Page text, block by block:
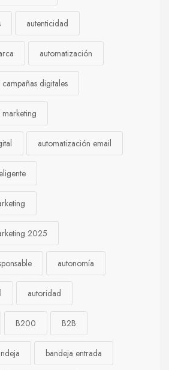
autenticidad
automatización
digitales
automatización email
2025
autonomía
autoridad
B200 B2B
bandeja entrada